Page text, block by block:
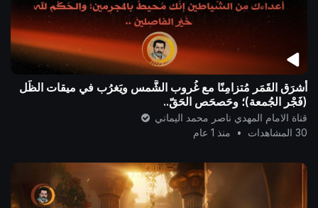
أشرَق القَمَر مُتزامِنًا مع غُروب الشَّمس ويَغرُب في ميقات الظِّل
(فَجْر الجُمعة)؛ وحَصحَص الحَقّ..
قناة الامام المهدي ناصر محمد اليماني
30 المشاهدات
• منذ 1 عام